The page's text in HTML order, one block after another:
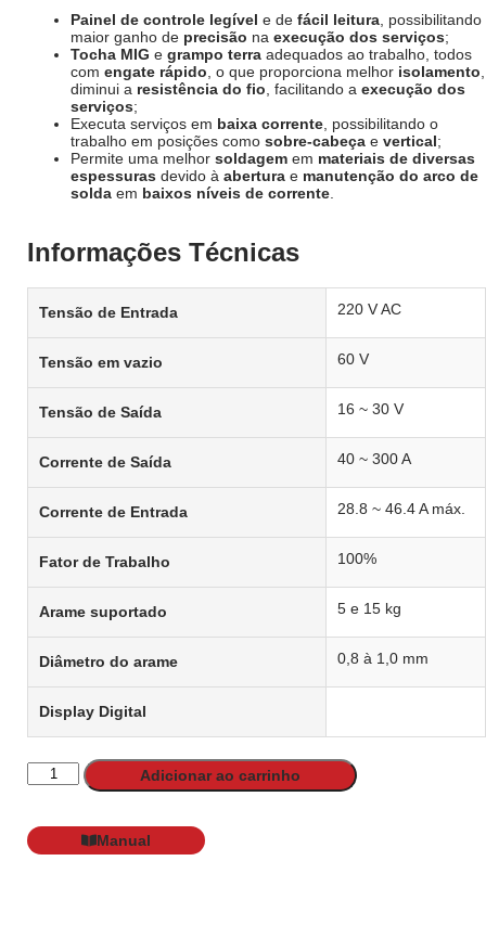
Painel de controle legível e de fácil leitura , possibilitando
maior ganho de precisão na execução dos serviços;
Tocha MIG e grampo terra adequados ao trabalho, todos
com engate rápido , o que proporciona melhor isolamento
diminui a resistência do fio , facilitando a execução dos
serviços;
Executa serviços em baixa corrente , possibilitando o
trabalho em posições como sobre-cabeça e vertical;
Permite uma melhor soldagem em materiais de diversas
espessuras devido à abertura e manutenção do arco de
solda em baixos níveis de corrente
Informações Técnicas
Tensão de Entrada 220 V AC
Tensão em vazio 60 V
Tensão de Saída 16 ~ 30 V
Corrente de Saída 40 ~ 300 A
Corrente de Entrada 28.8 ~ 46.4 A máx.
Fator de Trabalho 100%
Arame suportado 5 e 15 kg
Diâmetro do arame 0,8 à 1,0 mm
Display Digital
Adicionar ao carrinho
Manual